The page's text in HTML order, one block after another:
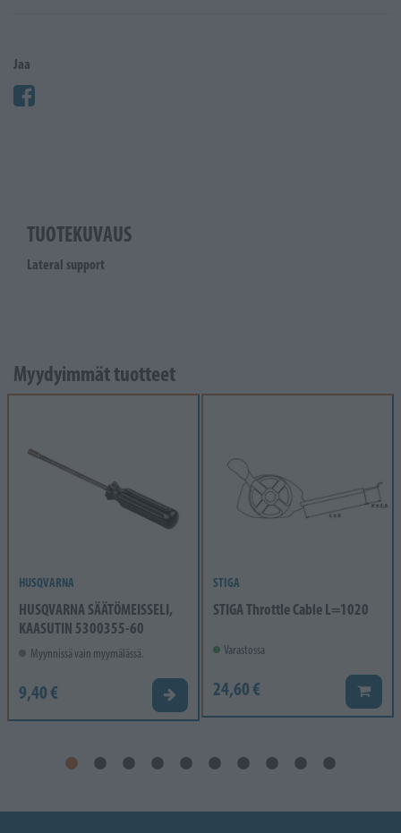
Jaa
TUOTEKUVAUS
Lateral support
Myydyimmät tuotteet
HUSQVARNA
HUSQVARNA SÄÄTÖMEISSELI,
KAASUTIN 5300355-60
Myynnissä vain myymälässä.
9,40 € Valitse vaihtoehto
STIGA
STIGA Throttle Cable L=1020
Varastossa
24,60 € Lisää